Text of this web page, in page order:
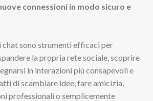
connessioni in modo sicuro e
chat sono strumenti efficaci per
la propria rete sociale, scoprire
in interazioni più consapevoli e
di scambiare idee, fare amicizia,
professionali o semplicemente